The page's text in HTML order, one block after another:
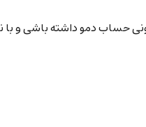
حساب دمو داشته باشی و